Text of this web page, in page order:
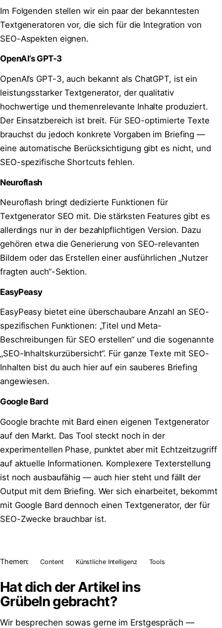
Im Folgenden stellen wir ein paar der bekanntesten
Textgeneratoren vor, die sich für die Integration von
SEO-Aspekten eignen.
OpenAI’s GPT-3
OpenAI’s GPT-3, auch bekannt als ChatGPT, ist ein
leistungsstarker Textgenerator, der qualitativ
hochwertige und themenrelevante Inhalte produziert.
Der Einsatzbereich ist breit. Für SEO-optimierte Texte
brauchst du jedoch konkrete Vorgaben im Briefing —
eine automatische Berücksichtigung gibt es nicht, und
SEO-spezifische Shortcuts fehlen.
Neuroflash
Neuroflash bringt dedizierte Funktionen für
Textgenerator SEO mit. Die stärksten Features gibt es
allerdings nur in der bezahlpflichtigen Version. Dazu
gehören etwa die Generierung von SEO-relevanten
Bildern oder das Erstellen einer ausführlichen „Nutzer
fragten auch“-Sektion.
EasyPeasy
EasyPeasy bietet eine überschaubare Anzahl an SEO-
spezifischen Funktionen: „Titel und Meta-
Beschreibungen für SEO erstellen“ und die sogenannte
„SEO-Inhaltskurzübersicht“. Für ganze Texte mit SEO-
Inhalten bist du auch hier auf ein sauberes Briefing
angewiesen.
Google Bard
Google brachte mit Bard einen eigenen Textgenerator
auf den Markt. Das Tool steckt noch in der
experimentellen Phase, punktet aber mit Echtzeitzugriff
auf aktuelle Informationen. Komplexere Texterstellung
ist noch ausbaufähig — auch hier steht und fällt der
Output mit dem Briefing. Wer sich einarbeitet, bekommt
mit Google Bard dennoch einen Textgenerator, der für
SEO-Zwecke brauchbar ist.
Themen: Content Künstliche Intelligenz Tools
Hat dich der Artikel ins
Grübelngebracht?
Wir besprechen sowas gerne im Erstgespräch —